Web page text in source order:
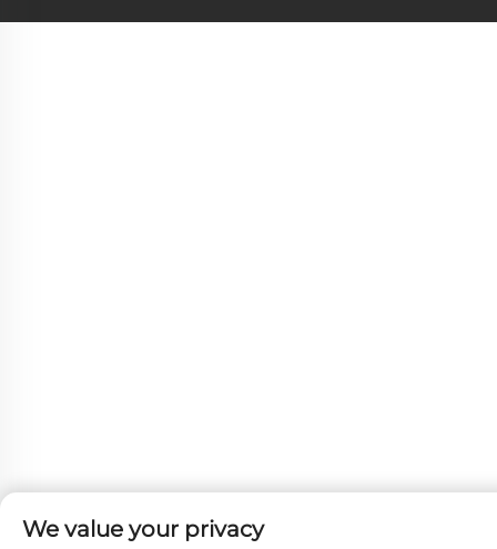
We value your privacy